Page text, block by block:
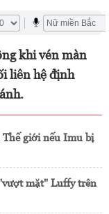
khi vén màn
liên hệ định
Thế giới nếu Imu bị
mặt" Luffy trên